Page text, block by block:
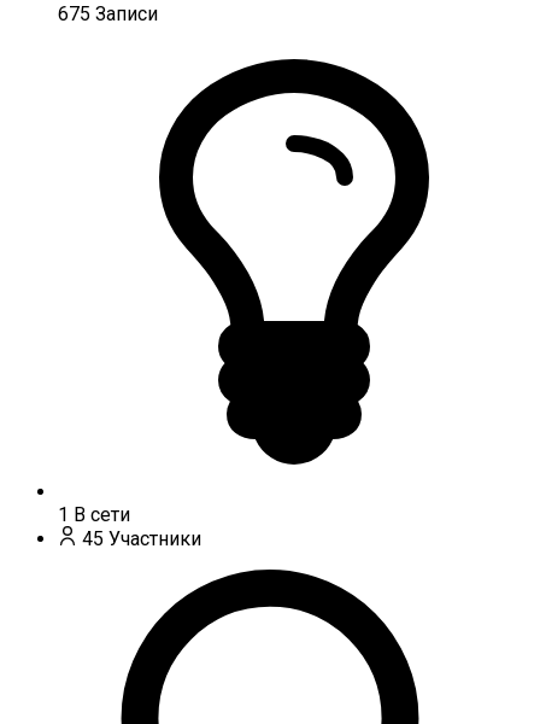
675 Записи
1 В сети
45 Участники